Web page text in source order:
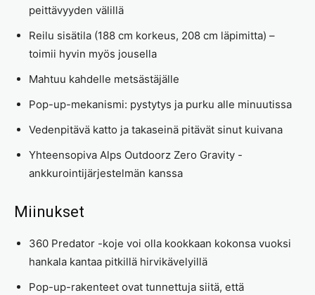
peittävyyden välillä
Reilu sisätila (188 cm korkeus, 208 cm läpimitta) –
toimii hyvin myös jousella
Mahtuu kahdelle metsästäjälle
Pop-up-mekanismi: pystytys ja purku alle minuutissa
Vedenpitävä katto ja takaseinä pitävät sinut kuivana
Yhteensopiva Alps Outdoorz Zero Gravity -
ankkurointijärjestelmän kanssa
Miinukset
360 Predator -koje voi olla kookkaan kokonsa vuoksi
hankala kantaa pitkillä hirvikävelyillä
Pop-up-rakenteet ovat tunnettuja siitä, että